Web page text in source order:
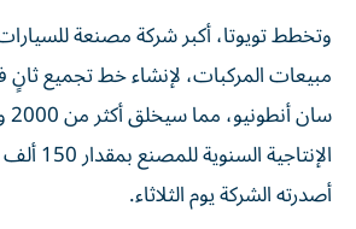
وتخطط تويوتا، أكبر شركة مصنعة
مبيعات المركبات، لإنشاء خط تجميع
أصدرته الشركة يوم الثلاثاء.